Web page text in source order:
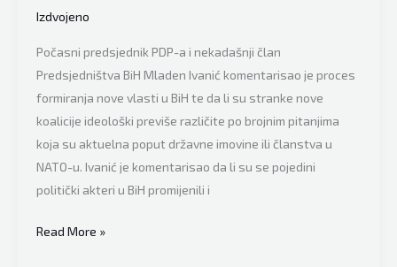
ka
izolaciji
Republike
Srpske”
Izdvojeno
Počasni predsjednik PDP-a i nekadašnji član
Predsjedništva BiH Mladen Ivanić komentarisao je proces
formiranja nove vlasti u BiH te da li su stranke nove
koalicije ideološki previše različite po brojnim pitanjima
koja su aktuelna poput državne imovine ili članstva u
NATO-u. Ivanić je komentarisao da li su se pojedini
politički akteri u BiH promijenili i
Nekadašnji
Read More »